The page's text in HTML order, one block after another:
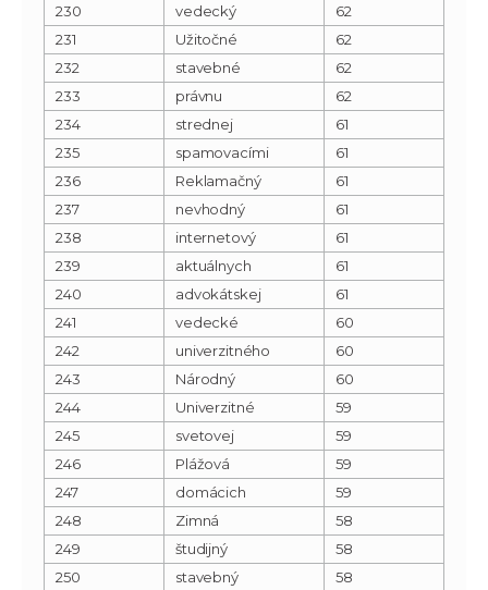
230
vedecký
62
231
Užitočné
62
232
stavebné
62
233
právnu
62
234
strednej
61
235
spamovacími
61
236
Reklamačný
61
237
nevhodný
61
238
internetový
61
239
aktuálnych
61
240
advokátskej
61
241
vedecké
60
242
univerzitného
60
243
Národný
60
244
Univerzitné
59
245
svetovej
59
246
Plážová
59
247
domácich
59
248
Zimná
58
249
študijný
58
250
stavebný
58